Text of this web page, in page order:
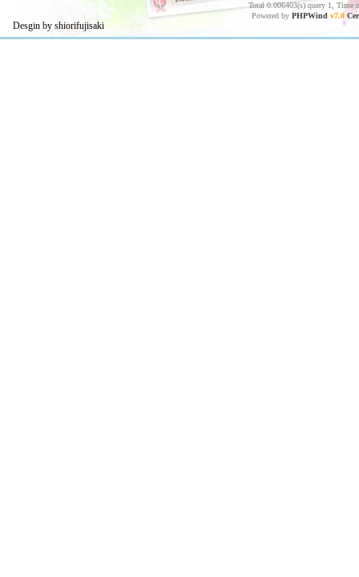
Total 0.006403(s) query 1, Time
Powered by PHPWind v7.0
Desgin by shiorifujisaki